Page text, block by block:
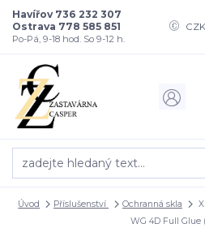
CZK
Havířov 736 232 307
Ostrava 778 585 851
Po-Pá, 9-18 hod. So 9-12 h.
Úvod Příslušenství Ochranná skla
WG 4D Full Glue